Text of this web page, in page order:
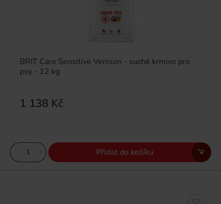
BRIT Care Sensitive Venison - suché krmivo pro
psy - 12 kg
1 138 Kč
Přidat do košíku